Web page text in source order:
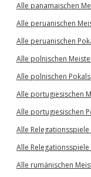
Alle panamaischen
Alle peruanischen
Alle peruanischen
Alle polnischen
Alle polnischen
Alle portugiesischen
Alle portugiesischen
Alle
Alle
Alle rumänischen